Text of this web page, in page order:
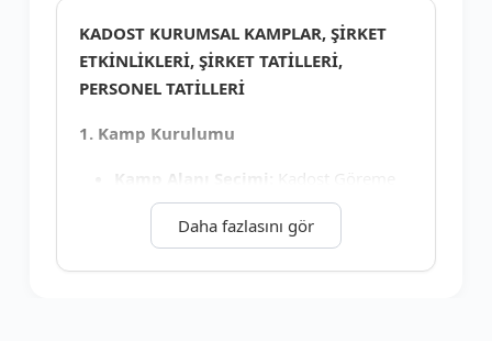
+9
KADOST KURUMSAL KAMPLAR, ŞİRKET
ETKİNLİKLERİ, ŞİRKET TATİLLERİ,
PERSONEL TATİLLERİ
1. Kamp Kurulumu
Kamp Alanı Seçimi:
Kadost Göreme
Tesislerinde kamp alanının seçilip
çadırların kurulması.
Daha fazlasını gör